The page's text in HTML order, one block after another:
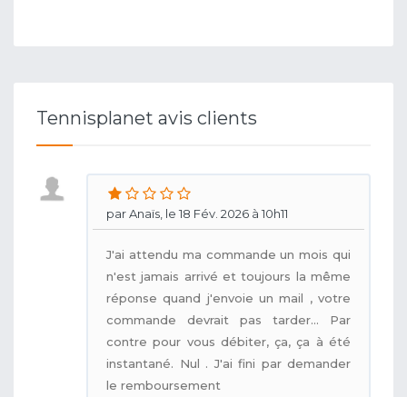
Tennisplanet avis clients
par Anaïs, le 18 Fév. 2026 à 10h11
J'ai attendu ma commande un mois qui
n'est jamais arrivé et toujours la même
réponse quand j'envoie un mail , votre
commande devrait pas tarder... Par
contre pour vous débiter, ça, ça à été
instantané. Nul . J'ai fini par demander
le remboursement